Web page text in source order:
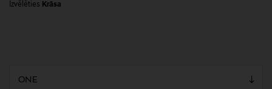
Izvēlēties Krāsa